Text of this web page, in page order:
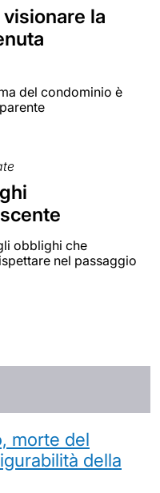
la
del condominio è
obblighi che
nel passaggio
morte del
della